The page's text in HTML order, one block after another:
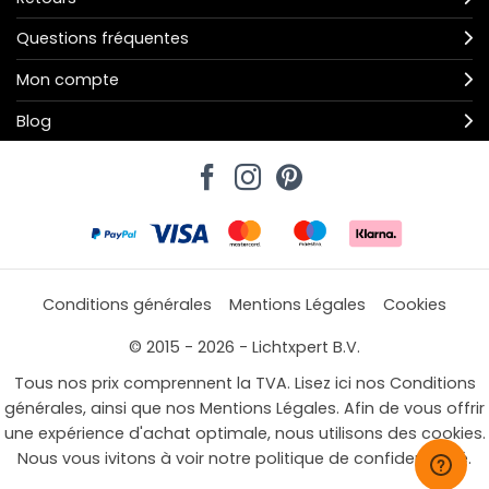
Questions fréquentes
Mon compte
Blog
Conditions générales Mentions Légales
Cookies
© 2015 - 2026 - Lichtxpert B.V.
Tous nos prix comprennent la TVA. Lisez ici nos Conditions
générales, ainsi que nos Mentions Légales. Afin de vous offrir
une expérience d'achat optimale, nous utilisons des cookies.
Nous vous ivitons à voir notre politique de confidentialité.